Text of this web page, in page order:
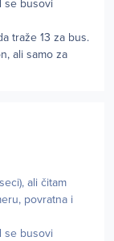
se busovi
traže 13 za bus.
ali samo za
ali čitam
povratna i
se busovi